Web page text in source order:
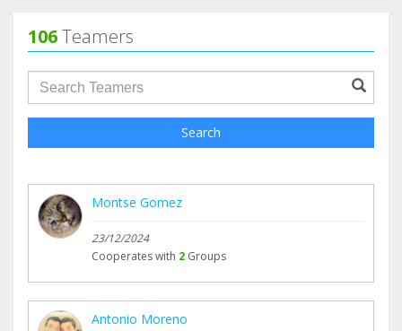
106Teamers
groupProfile.searchForm.search.text???
Search
Montse Gomez
23/12/2024
Cooperates with 2 Groups
Antonio Moreno